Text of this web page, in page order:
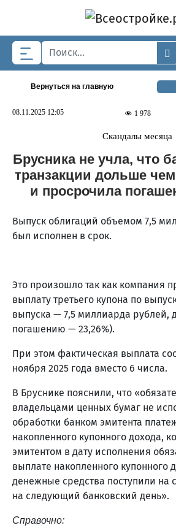
Skip to main content
Вернуться на главную
08.11.2025 12:05 1 978
Скандалы месяца
Брусника не учла, что
транзакции дольше
и просрочила
Выпуск облигаций объемом 7,5
был исполнен в срок.
Это произошло так как компания
выплату третьего купона по
выпуска — 7,5 миллиарда рублей,
погашению — 23,26%).
При этом фактическая выплата
ноября 2025 года вместо 6 числа.
В Бруснике пояснили, что
владельцами ценных бумаг не
обработки банком эмитента
накопленного купонного дохода,
эмитентом в дату исполнения
выплате накопленного купонного
денежные средства поступили на
на следующий банковский день».
Справочно: